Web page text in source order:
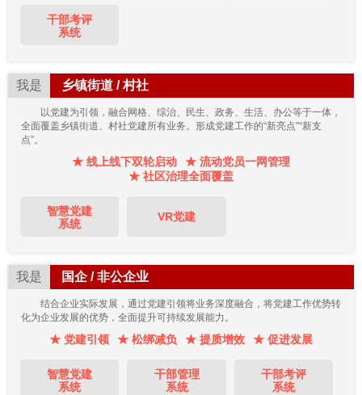
干部考评
系统
我是 乡镇街道 / 村社
以党建为引领，融合网格、综治、民生、政务、生活、办公等于一体，
全面覆盖乡镇街道、村社党建所有业务。形成党建工作的“新亮点”“新支
点”。
★ 线上线下双轮启动
★ 流动党员一网管理
★ 社区治理全面覆盖
智慧党建
系统
VR党建
我是 国企 / 非公企业
结合企业实际发展，通过党建引领将业务深度融合，将党建工作优势转
化为企业发展的优势，全面提升可持续发展能力。
★ 党建引领 ★ 松绑减负 ★ 提质增效 ★ 促进发展
智慧党建
系统
干部管理
系统
干部考评
系统